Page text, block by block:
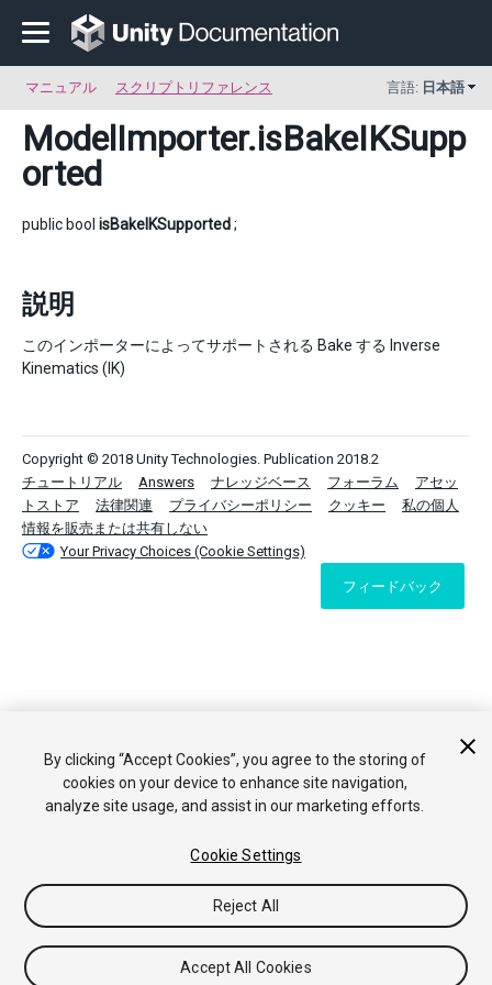
マニュアル スクリプトリファレンス 言語: 日本語
ModelImporter.isBakeIKSupp
orted
public bool isBakeIKSupported;
説明
このインポーターによってサポートされる Bake する Inverse
Kinematics (IK)
Copyright © 2018 Unity Technologies. Publication 2018.2
チュートリアル
Answers ナレッジベース フォーラム
アセッ
トストア
法律関連 プライバシーポリシー クッキー
私の個人
情報を販売または共有しない
Your Privacy Choices (Cookie Settings)
フィードバック
By clicking “Accept Cookies”, you agree to the storing of
cookies on your device to enhance site navigation,
analyze site usage, and assist in our marketing efforts.
Cookie Settings
Reject All
Accept All Cookies